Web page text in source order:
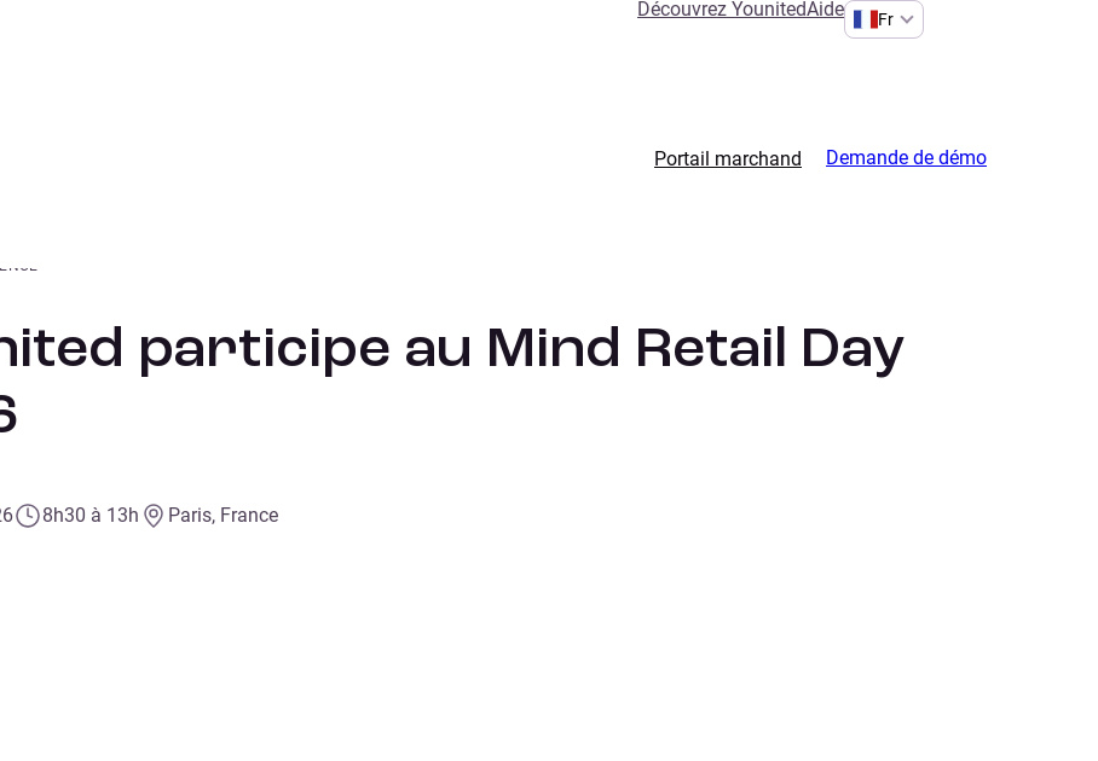
Découvrez YounitedAide Fr
Portail marchand Demande de démo
participe au Mind Retail Day
8h30 à 13h Paris, France